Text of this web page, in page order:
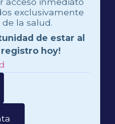
exclusivamente
la salud.
de estar al
registro hoy!